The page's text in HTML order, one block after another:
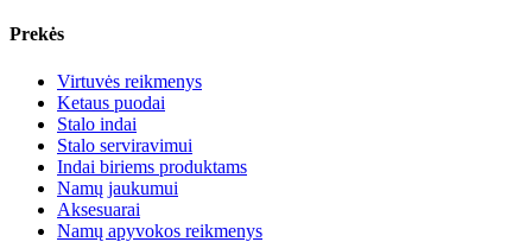
Prekės
Virtuvės reikmenys
Ketaus puodai
Stalo indai
Stalo serviravimui
Indai biriems produktams
Namų jaukumui
Aksesuarai
Namų apyvokos reikmenys